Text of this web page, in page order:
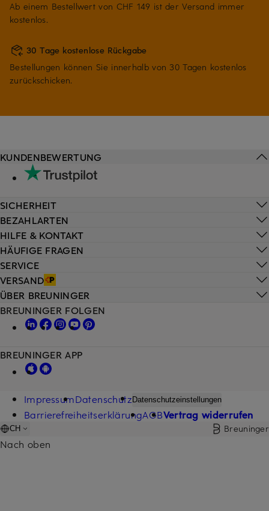
Ab einem Bestellwert von CHF 149 ist der Versand immer
kostenlos.
30 Tage kostenlose Rückgabe
Bestellungen können Sie innerhalb von 30 Tagen kostenlos
zurückschicken.
HILFE & KONTAKT
HÄUFIGE FRAGEN
SERVICE
VERSAND
KUNDENBEWERTUNG
SICHERHEIT
BEZAHLARTEN
ÜBER BREUNINGER
BREUNINGER FOLGEN
BREUNINGER APP
ImpressumDatenschutzDatenschutzeinstellungen
BarrierefreiheitserklärungAGBVertrag widerrufen
CH Breuninger
Nach oben